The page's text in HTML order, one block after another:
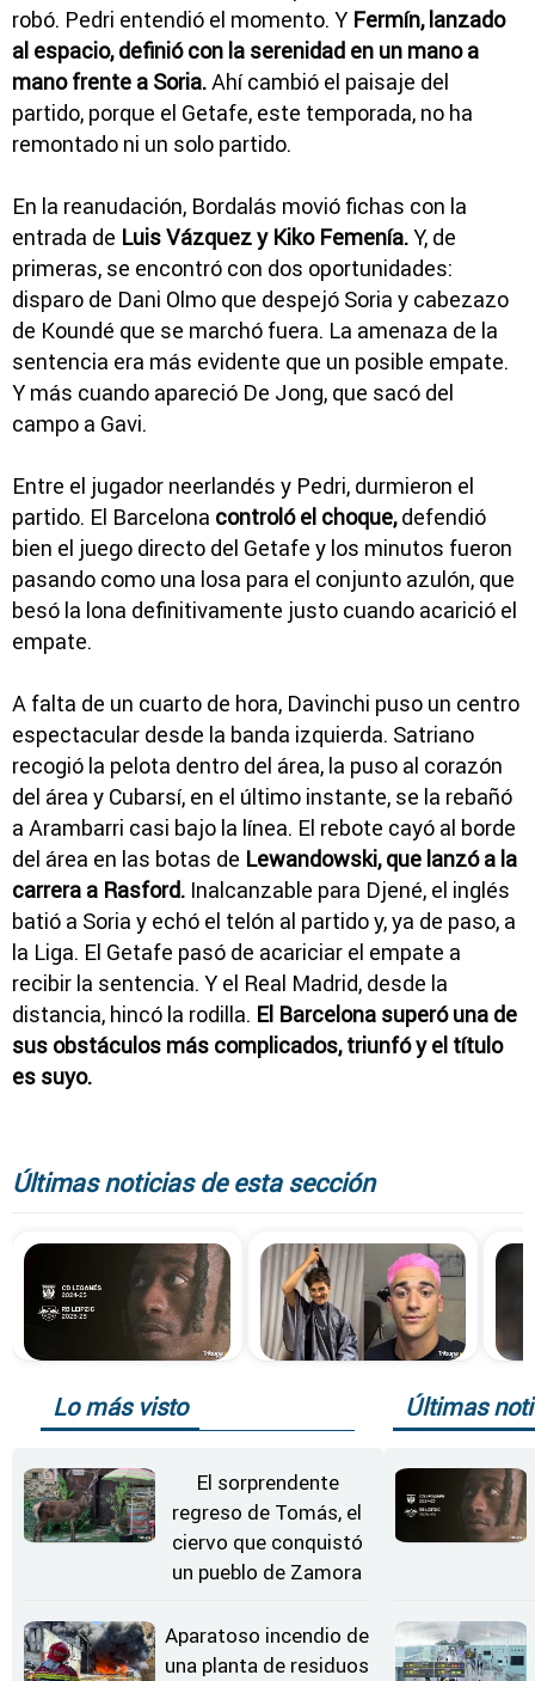
robó. Pedri entendió el momento. Y Fermín, lanzado
al espacio, definió con la serenidad en un mano a
mano frente a Soria.Ahí cambió el paisaje del
partido, porque el Getafe, este temporada, no ha
remontado ni un solo partido.
En la reanudación, Bordalás movió fichas con la
entrada de Luis Vázquez y Kiko Femenía.Y, de
primeras, se encontró con dos oportunidades:
disparo de Dani Olmo que despejó Soria y cabezazo
de Koundé que se marchó fuera. La amenaza de la
sentencia era más evidente que un posible empate.
Y más cuando apareció De Jong, que sacó del
campo a Gavi.
Entre el jugador neerlandés y Pedri, durmieron el
partido. El Barcelona controló el choque,defendió
bien el juego directo del Getafe y los minutos fueron
pasando como una losa para el conjunto azulón, que
besó la lona definitivamente justo cuando acarició el
empate.
A falta de un cuarto de hora, Davinchi puso un centro
espectacular desde la banda izquierda. Satriano
recogió la pelota dentro del área, la puso al corazón
del área y Cubarsí, en el último instante, se la rebañó
a Arambarri casi bajo la línea. El rebote cayó al borde
del área en las botas de Lewandowski, que lanzó a la
carrera a Rasford. Inalcanzable para Djené, el inglés
batió a Soria y echó el telón al partido y, ya de paso, a
la Liga. El Getafe pasó de acariciar el empate a
recibir la sentencia. Y el Real Madrid, desde la
distancia, hincó la rodilla. El Barcelona superó una de
sus obstáculos más complicados, triunfó y el título
es suyo.
Últimas noticias de esta sección
Lo más visto
El sorprendente
regreso de Tomás, el
ciervo que conquistó
un pueblo de Zamora
Aparatoso incendio de
una planta de residuos
Últimas